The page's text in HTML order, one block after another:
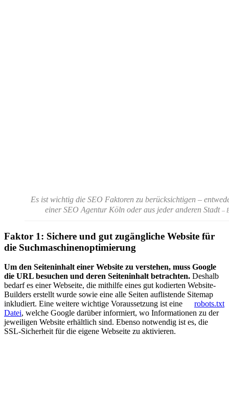
Es ist wichtig die SEO Faktoren zu berücksichtigen –
einer SEO Agentur Köln oder aus jeder anderen Stadt –
Faktor 1: Sichere und gut zugängliche Website für
die Suchmaschinenoptimierung
Um den Seiteninhalt einer Website zu verstehen, muss Google
die URL besuchen und deren Seiteninhalt betrachten. Deshalb
bedarf es einer Webseite, die mithilfe eines gut kodierten Website-
Builders erstellt wurde sowie eine alle Seiten auflistende Sitemap
inkludiert. Eine weitere wichtige Voraussetzung ist eine
robots.txt
Datei, welche Google darüber informiert, wo Informationen zu der
jeweiligen Website erhältlich sind. Ebenso notwendig ist es, die
SSL-Sicherheit für die eigene Webseite zu aktivieren.